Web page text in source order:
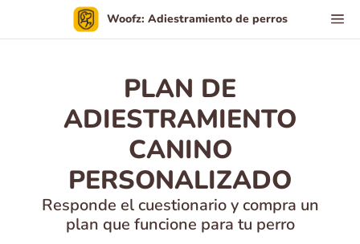
PLAN DE
ADIESTRAMIENTO
CANINO
PERSONALIZADO
Responde el cuestionario y compra un
plan que funcione para tu perro
Woofz: Adiestramiento de perros